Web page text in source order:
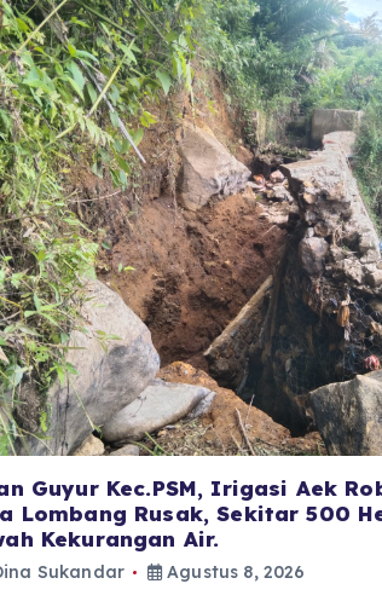
Guyur Kec.PSM, Irigasi Aek
Lombang Rusak, Sekitar 500
Kekurangan Air.
Sukandar Agustus 8, 2026